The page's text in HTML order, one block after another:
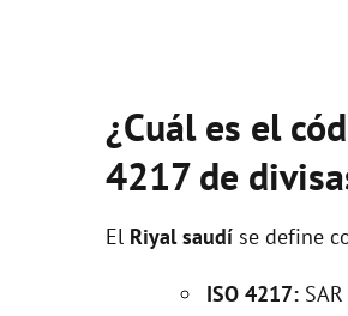
¿Cuál es el
4217 de
El Riyal saudí se define
ISO 4217: SAR